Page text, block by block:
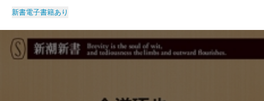
新書電子書籍あり